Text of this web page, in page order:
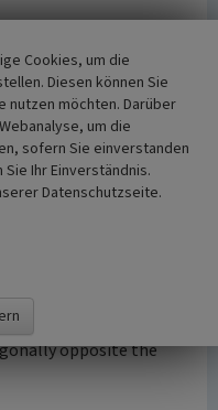
above the mill. This
compensate for the
from the pond
for example during
fish farm. During Holy
then sold to the
last time in 1933.
villagers for ice
frozen over.
mill pond ran empty
the construction of a
opposite the
Cookies, um die
Diesen können Sie
nutzen möchten. Darüber
um die
sofern Sie einverstanden
Ihr Einverständnis.
Datenschutzseite.